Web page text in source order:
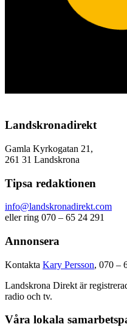
Landskronadirekt
Gamla Kyrkogatan 21,
261 31 Landskrona
Tipsa redaktionen
info@landskronadirekt.com
eller ring 070 – 65 24 291
Annonsera
Kontakta Kary Persson, 070 –
Landskrona Direkt är
radio och tv.
Våra lokala